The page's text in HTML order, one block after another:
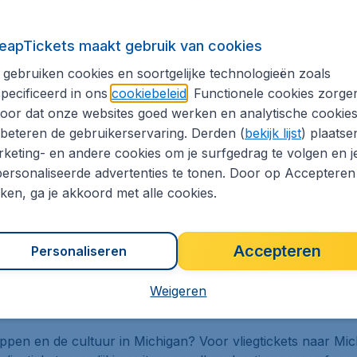
Wist je dat je kunt besparen door op andere
filters en vind die ene goede ticketdeal meteen.
meteen een hotel en/of huurauto bij je vliegtickets.
in sommige gevallen wel eens veel geld kunnen
Lansing Saginaw
excl. € 29,90 boekingskosten.
en de cultuur in Michigan? Voor vliegtickets naar
maakt gebruik van cookies
gebruiken cookies en soortgelijke technologieën zoals
in ons cookiebeleid. Functionele cookies
dat onze websites goed werken en analytische cookies
de gebruikerservaring. Derden (bekijk lijst)
en andere cookies om je surfgedrag te volgen en
advertenties te tonen. Door op
ga je akkoord met alle cookies.
Accepteren
Personaliseren
Weigeren